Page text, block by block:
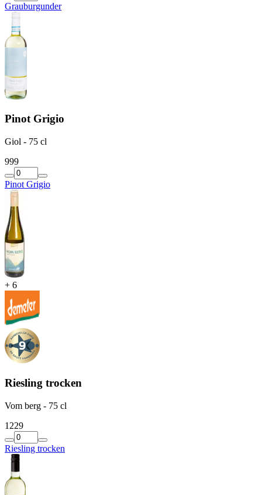
Grauburgunder
Pinot Grigio
Giol - 75 cl
999
Pinot Grigio
+ 6
Riesling trocken
Vom berg - 75 cl
1229
Riesling trocken